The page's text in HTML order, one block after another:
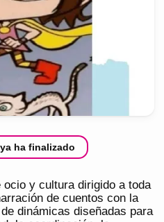
ha finalizado
ocio y cultura dirigido a toda
de cuentos con la
dinámicas diseñadas para